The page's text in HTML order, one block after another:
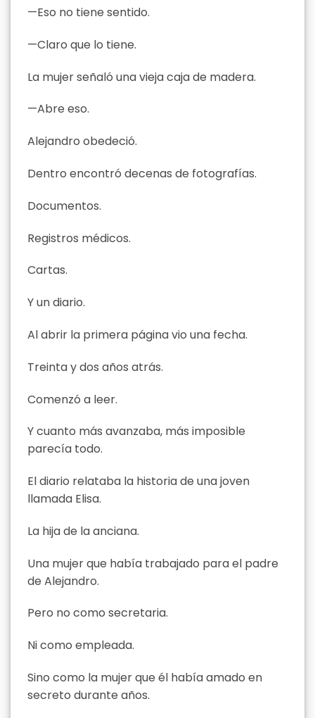
—Eso no tiene sentido.
—Claro que lo tiene.
La mujer señaló una vieja caja de madera.
—Abre eso.
Alejandro obedeció.
Dentro encontró decenas de fotografías.
Documentos.
Registros médicos.
Cartas.
Y un diario.
Al abrir la primera página vio una fecha.
Treinta y dos años atrás.
Comenzó a leer.
Y cuanto más avanzaba, más imposible
parecía todo.
El diario relataba la historia de una joven
llamada Elisa.
La hija de la anciana.
Una mujer que había trabajado para el padre
de Alejandro.
Pero no como secretaria.
Ni como empleada.
Sino como la mujer que él había amado en
secreto durante años.